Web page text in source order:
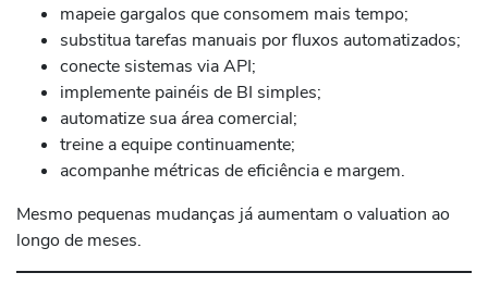
mapeie gargalos que consomem mais tempo;
substitua tarefas manuais por fluxos automatizados;
conecte sistemas via API;
implemente painéis de BI simples;
automatize sua área comercial;
treine a equipe continuamente;
acompanhe métricas de eficiência e margem.
Mesmo pequenas mudanças já aumentam o valuation ao
longo de meses.